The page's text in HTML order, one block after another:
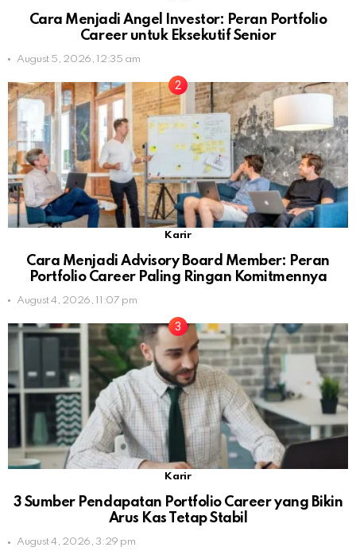
Cara Menjadi Angel Investor: Peran Portfolio
Career untuk Eksekutif Senior
August 5, 2026, 12:35 am
Karir
Cara Menjadi Advisory Board Member: Peran
Portfolio Career Paling Ringan Komitmennya
August 4, 2026, 11:07 pm
Karir
3 Sumber Pendapatan Portfolio Career yang Bikin
Arus Kas Tetap Stabil
August 4, 2026, 3:29 pm